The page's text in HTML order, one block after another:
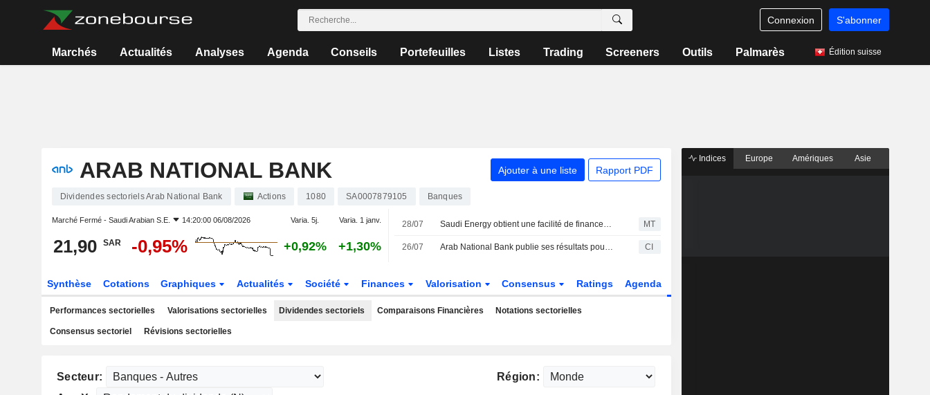
Connexion S'abonner
Marchés Actualités Analyses Agenda Conseils Portefeuilles Listes Trading Screeners Outils Palmarès Édition suisse
ARAB NATIONAL BANK Ajouter à une liste Rapport PDF
Dividendes sectoriels Arab National Bank Actions 1080 SA0007879105 Banques
Marché Fermé - Saudi Arabian S.E. 14:20:00 06/08/2026 Varia. 5j. Varia. 1 janv.
21,90 SAR -0,95% +0,92% +1,30%
28/07 Saudi Energy obtient une facilité de financement Murabaha de 15,8 milliards de riyals saoudiens MT
26/07 Arab National Bank publie ses résultats pour le premier semestre clos le 30 juin 2026 CI
Synthèse Cotations Graphiques Actualités Société Finances Valorisation Consensus Ratings Agenda
Performances sectorielles Valorisations sectorielles Dividendes sectoriels Comparaisons Financières Notations sectorielles
Consensus sectoriel Révisions sectorielles
Secteur:
Région:
Indices Europe Amériques Asie